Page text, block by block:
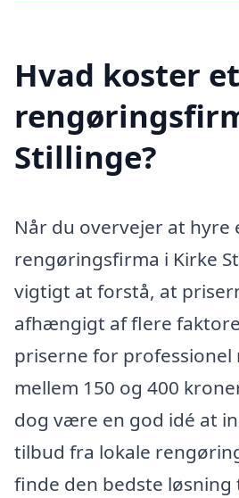
Hvad koster et
Stillinge?
Når du overvejer at hyre
rengøringsfirma i Kirke
vigtigt at forstå, at
afhængigt af flere
priserne for
mellem 150 og 400
dog være en god idé at
tilbud fra lokale
finde den bedste løsning